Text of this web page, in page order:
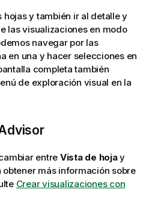
hojas y también ir al detalle y
las visualizaciones en modo
navegar por las
en una y hacer selecciones en
completa también
de exploración visual en la
entre Vista de hojay
obtener más información sobre
Crear visualizaciones con